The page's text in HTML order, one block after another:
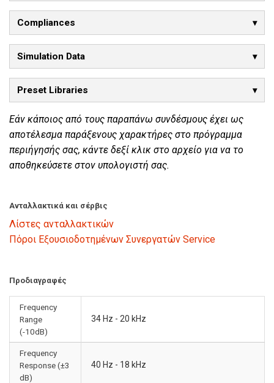
Compliances
Simulation Data
Preset Libraries
Εάν κάποιος από τους παραπάνω συνδέσμους έχει ως
αποτέλεσμα παράξενους χαρακτήρες στο πρόγραμμα
περιήγησής σας, κάντε δεξί κλικ στο αρχείο για να το
αποθηκεύσετε στον υπολογιστή σας.
Ανταλλακτικά και σέρβις
Λίστες ανταλλακτικών
Πόροι Εξουσιοδοτημένων Συνεργατών Service
Προδιαγραφές
Frequency
Range
(-10dB)
34 Hz - 20 kHz
Frequency
Response (±3
dB)
40 Hz - 18 kHz